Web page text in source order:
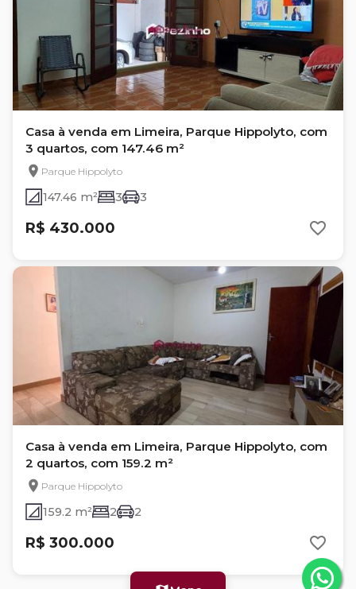
Casa à venda em Limeira, Parque Hippolyto, com
3 quartos, com 147.46 m²
Parque Hippolyto
147.46 m² 3 3
R$ 430.000
Casa à venda em Limeira, Parque Hippolyto, com
2 quartos, com 159.2 m²
Parque Hippolyto
159.2 m² 2 2
R$ 300.000